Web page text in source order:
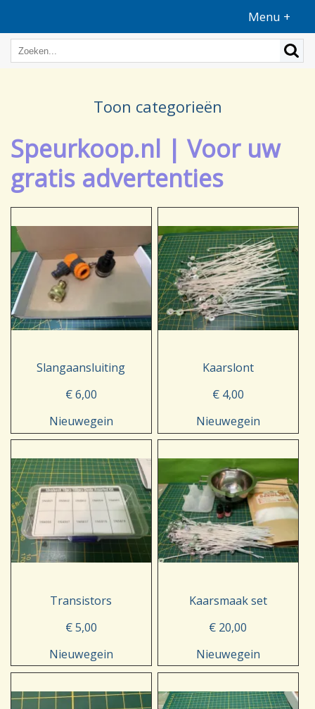
Menu +
Toon categorieën
Speurkoop.nl | Voor uw
gratis advertenties
Slangaansluiting
€ 6,00
Nieuwegein
Kaarslont
€ 4,00
Nieuwegein
Transistors
€ 5,00
Nieuwegein
Kaarsmaak set
€ 20,00
Nieuwegein